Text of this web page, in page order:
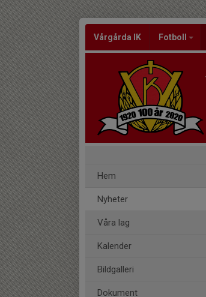
Vårgårda IK Fotboll
Hem
Nyheter
Våra lag
Kalender
Bildgalleri
Dokument